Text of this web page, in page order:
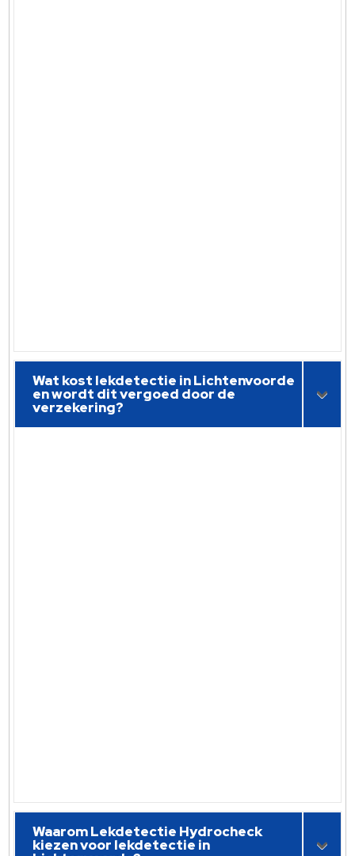
Wat kost lekdetectie in Lichtenvoorde
en wordt dit vergoed door de
verzekering?
Waarom Lekdetectie Hydrocheck
kiezen voor lekdetectie in